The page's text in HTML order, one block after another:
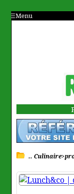
Menu
..